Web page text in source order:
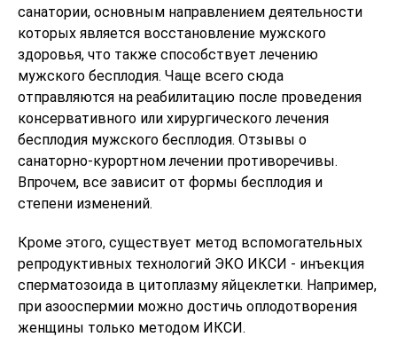
санатории, основным направлением деятельности
которых является восстановление мужского
здоровья, что также способствует лечению
мужского бесплодия. Чаще всего сюда
отправляются на реабилитацию после проведения
консервативного или хирургического лечения
бесплодия мужского бесплодия. Отзывы о
санаторно-курортном лечении противоречивы.
Впрочем, все зависит от формы бесплодия и
степени изменений.
Кроме этого, существует метод вспомогательных
репродуктивных технологий ЭКО ИКСИ - инъекция
сперматозоида в цитоплазму яйцеклетки. Например,
при азооспермии можно достичь оплодотворения
женщины только методом ИКСИ.